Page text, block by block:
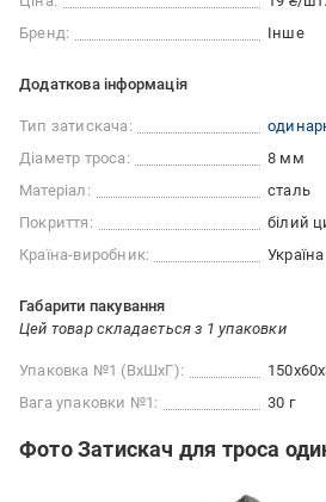
Бренд:
Інше
Додаткова інформація
Тип затискача:
Діаметр троса:
8 мм
Матеріал:
сталь
Покриття:
білий
Країна-виробник:
Україна
Габарити пакування
Цей товар складається з 1 упаковки
Упаковка №1 (ВхШхГ):
Вага упаковки №1:
30 г
Фото Затискач для троса